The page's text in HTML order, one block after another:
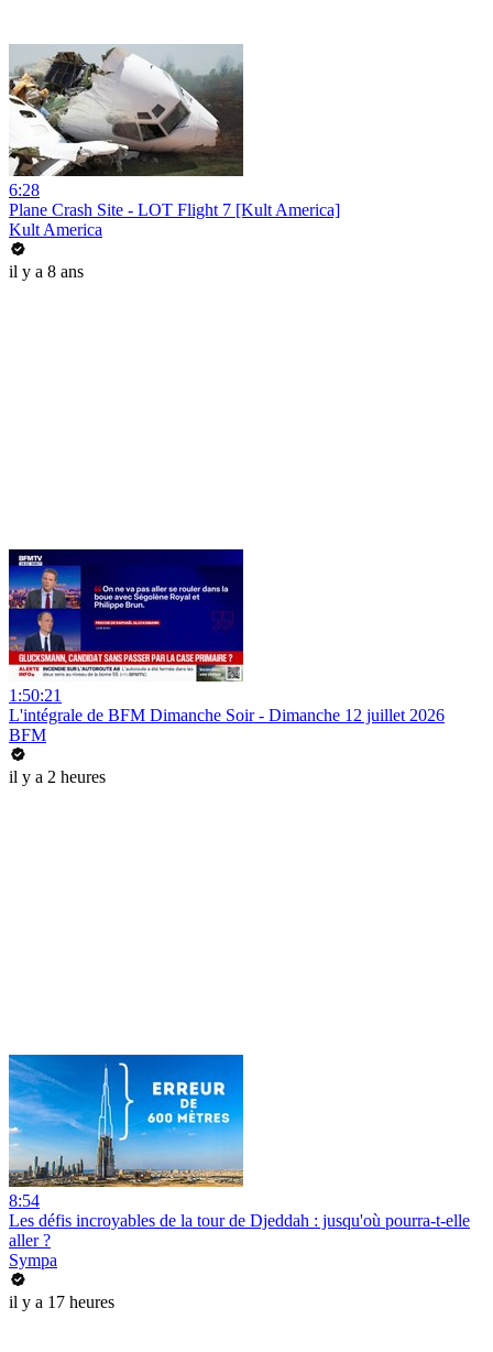
6:28
Plane Crash Site - LOT Flight 7 [Kult America]
Kult America
il y a 8 ans
1:50:21
L'intégrale de BFM Dimanche Soir - Dimanche 12 juillet 2026
BFM
il y a 2 heures
8:54
Les défis incroyables de la tour de Djeddah : jusqu'où pourra-t-elle
aller ?
Sympa
il y a 17 heures